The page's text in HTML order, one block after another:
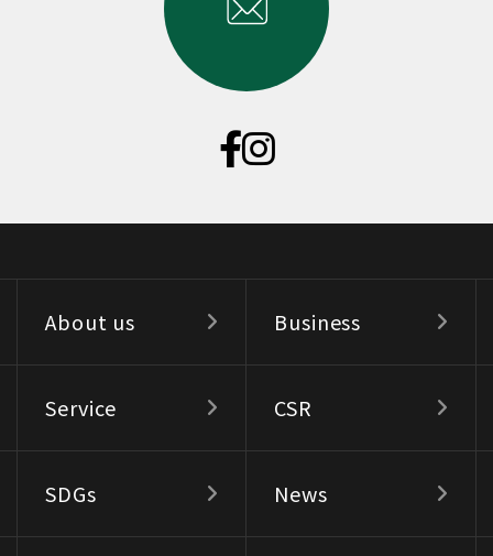
About us Business
Service CSR
SDGs News